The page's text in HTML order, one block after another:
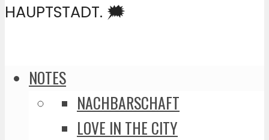
HAUPTSTADT. 🗯️
NOTES
NACHBARSCHAFT
LOVE IN THE CITY